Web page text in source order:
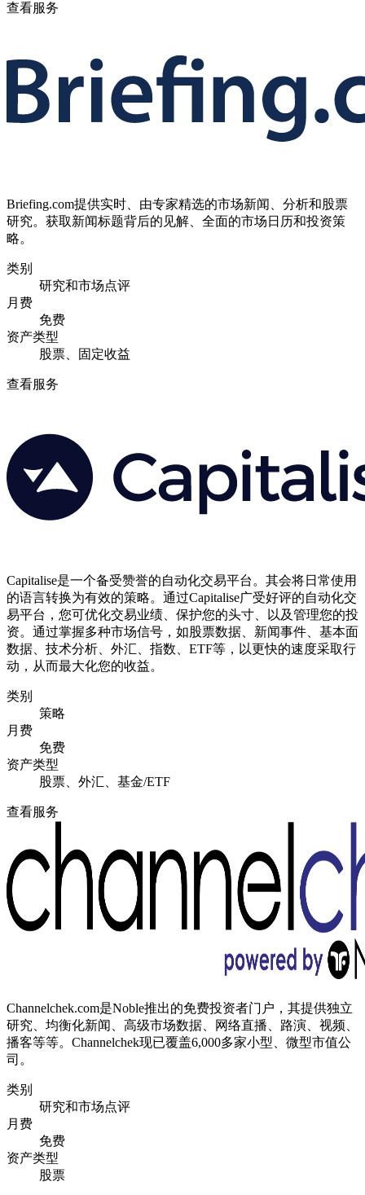
查看服务
Briefing.com提供实时、由专家精选的市场新闻、分析和股票
研究。获取新闻标题背后的见解、全面的市场日历和投资策
略。
类别
研究和市场点评
月费
免费
资产类型
股票、固定收益
查看服务
Capitalise是一个备受赞誉的自动化交易平台。其会将日常使用
的语言转换为有效的策略。通过Capitalise广受好评的自动化交
易平台，您可优化交易业绩、保护您的头寸、以及管理您的投
资。通过掌握多种市场信号，如股票数据、新闻事件、基本面
数据、技术分析、外汇、指数、ETF等，以更快的速度采取行
动，从而最大化您的收益。
类别
策略
月费
免费
资产类型
股票、外汇、基金/ETF
查看服务
Channelchek.com是Noble推出的免费投资者门户，其提供独立
研究、均衡化新闻、高级市场数据、网络直播、路演、视频、
播客等等。Channelchek现已覆盖6,000多家小型、微型市值公
司。
类别
研究和市场点评
月费
免费
资产类型
股票